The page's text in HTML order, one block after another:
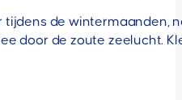
tijdens de wintermaanden,
door de zoute zeelucht.